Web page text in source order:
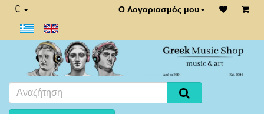
€ Ο Λογαριασμός μου